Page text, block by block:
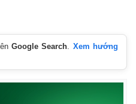
Google Search. Xem hướng